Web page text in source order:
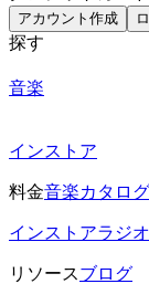
アカウント作成
探す
音楽
インストア
料金音楽カタログ
インストアラジオ
リソースブログ